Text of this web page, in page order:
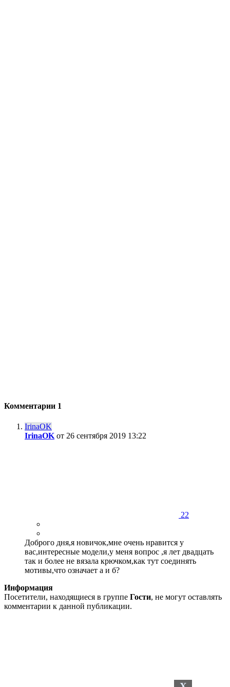
Комментарии 1
IrinaOK
IrinaOK от 26 сентября 2019 13:22
22
Доброго дня,я новичок,мне очень нравится у
вас,интересные модели,у меня вопрос ,я лет двадцать
так и более не вязала крючком,как тут соединять
мотивы,что означает а и б?
Информация
Посетители, находящиеся в группе Гости, не могут оставлять
комментарии к данной публикации.